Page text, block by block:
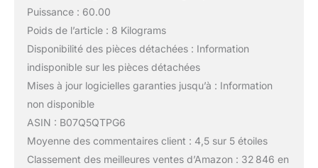
Puissance : 60.00
Poids de l’article : 8 Kilograms
Disponibilité des pièces détachées : Information
indisponible sur les pièces détachées
Mises à jour logicielles garanties jusqu’à : Information
non disponible
ASIN : B07Q5QTPG6
Moyenne des commentaires client : 4,5 sur 5 étoiles
Classement des meilleures ventes d’Amazon : 32 846 en